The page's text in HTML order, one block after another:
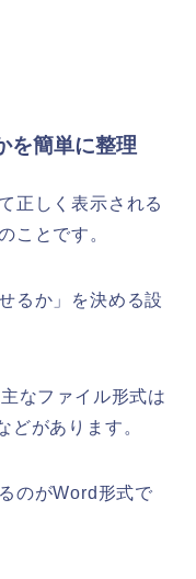
を簡単に整理
正しく表示される
ことです。
るか」を決める設
なファイル形式は
どがあります。
のがWord形式で